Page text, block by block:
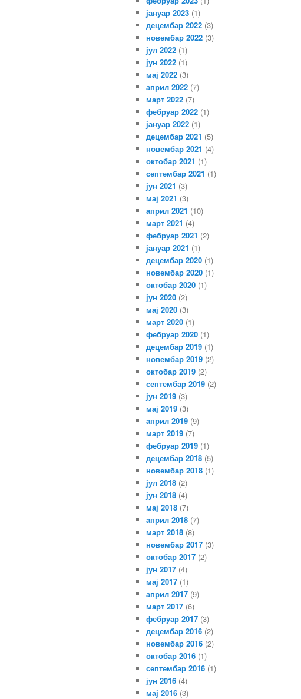
јануар 2023 (1)
децембар 2022 (3)
новембар 2022 (3)
јул 2022 (1)
јун 2022 (1)
мај 2022 (3)
април 2022 (7)
март 2022 (7)
фебруар 2022 (1)
јануар 2022 (1)
децембар 2021 (5)
новембар 2021 (4)
октобар 2021 (1)
септембар 2021 (1)
јун 2021 (3)
мај 2021 (3)
април 2021 (10)
март 2021 (4)
фебруар 2021 (2)
јануар 2021 (1)
децембар 2020 (1)
новембар 2020 (1)
октобар 2020 (1)
јун 2020 (2)
мај 2020 (3)
март 2020 (1)
фебруар 2020 (1)
децембар 2019 (1)
новембар 2019 (2)
октобар 2019 (2)
септембар 2019 (2)
јун 2019 (3)
мај 2019 (3)
април 2019 (9)
март 2019 (7)
фебруар 2019 (1)
децембар 2018 (5)
новембар 2018 (1)
јул 2018 (2)
јун 2018 (4)
мај 2018 (7)
април 2018 (7)
март 2018 (8)
новембар 2017 (3)
октобар 2017 (2)
јун 2017 (4)
мај 2017 (1)
април 2017 (9)
март 2017 (6)
фебруар 2017 (3)
децембар 2016 (2)
новембар 2016 (2)
октобар 2016 (1)
септембар 2016 (1)
јун 2016 (4)
мај 2016 (3)